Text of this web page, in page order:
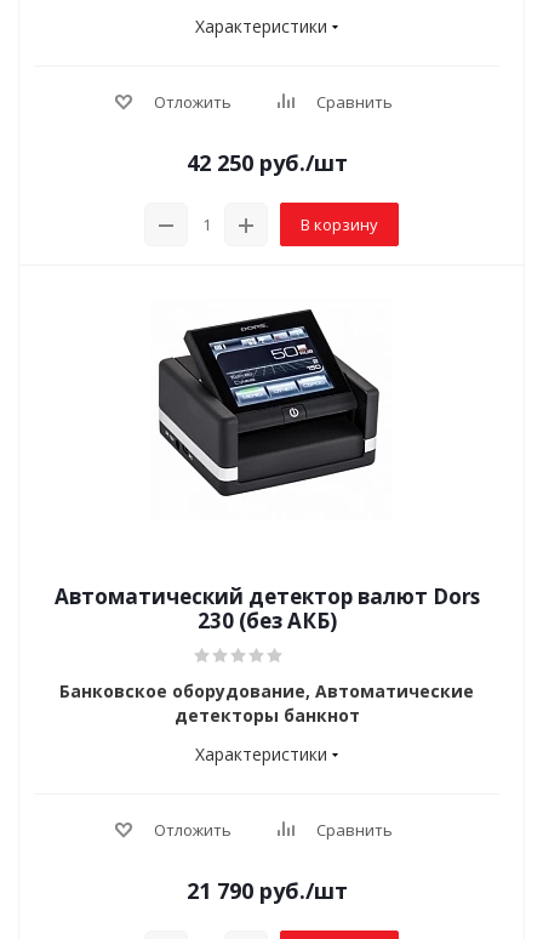
Характеристики
Отложить Сравнить
42 250руб./шт
В корзину
Автоматический детектор валют Dors
230 (без АКБ)
Банковское оборудование, Автоматические
детекторы банкнот
Характеристики
Отложить Сравнить
21 790руб./шт